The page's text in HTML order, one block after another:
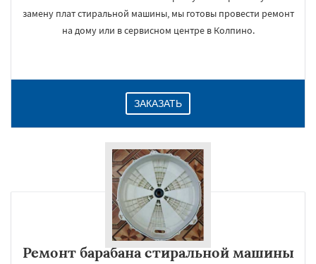
замену плат стиральной машины, мы готовы провести ремонт
на дому или в сервисном центре в Колпино.
ЗАКАЗАТЬ
Ремонт барабана стиральной машины